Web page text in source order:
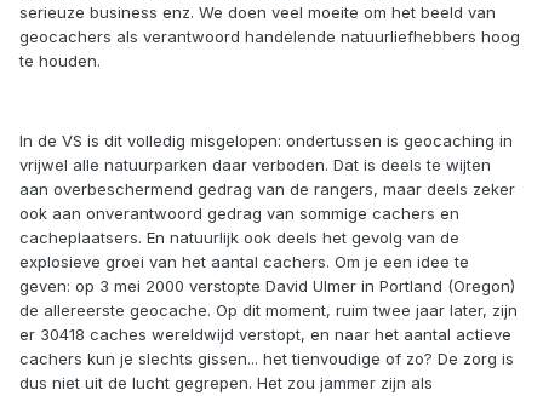
serieuze business enz. We doen veel moeite om het beeld van
geocachers als verantwoord handelende natuurliefhebbers hoog
te houden.
In de VS is dit volledig misgelopen: ondertussen is geocaching in
vrijwel alle natuurparken daar verboden. Dat is deels te wijten
aan overbeschermend gedrag van de rangers, maar deels zeker
ook aan onverantwoord gedrag van sommige cachers en
cacheplaatsers. En natuurlijk ook deels het gevolg van de
explosieve groei van het aantal cachers. Om je een idee te
geven: op 3 mei 2000 verstopte David Ulmer in Portland (Oregon)
de allereerste geocache. Op dit moment, ruim twee jaar later, zijn
er 30418 caches wereldwijd verstopt, en naar het aantal actieve
cachers kun je slechts gissen... het tienvoudige of zo? De zorg is
dus niet uit de lucht gegrepen. Het zou jammer zijn als